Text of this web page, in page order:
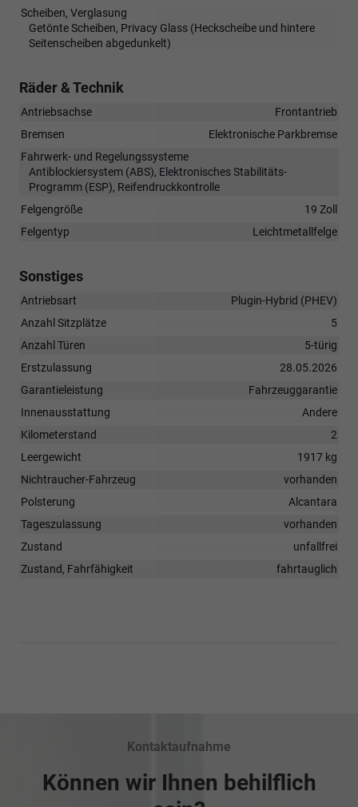
Scheiben, Verglasung
Getönte Scheiben, Privacy Glass (Heckscheibe und hintere
Seitenscheiben abgedunkelt)
Räder & Technik
Antriebsachse
Frontantrieb
Bremsen
Elektronische Parkbremse
Fahrwerk- und Regelungssysteme
Antiblockiersystem (ABS), Elektronisches Stabilitäts-
Programm (ESP), Reifendruckkontrolle
Felgengröße
19 Zoll
Felgentyp
Leichtmetallfelge
Sonstiges
Antriebsart
Plugin-Hybrid (PHEV)
Anzahl Sitzplätze
5
Anzahl Türen
5-türig
Erstzulassung
28.05.2026
Garantieleistung
Fahrzeuggarantie
Innenausstattung
Andere
Kilometerstand
2
Leergewicht
1917 kg
Nichtraucher-Fahrzeug
vorhanden
Polsterung
Alcantara
Tageszulassung
vorhanden
Zustand
unfallfrei
Zustand, Fahrfähigkeit
fahrtauglich
Kontaktaufnahme
Können wir Ihnen behilflich